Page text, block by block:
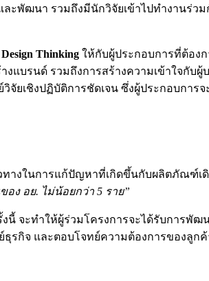
ละพัฒนา รวมถึงมีนักวิจัยเข้าไปทำงานร่ว
Design Thinking ให้กับผู้ประกอบการที่ต้อง
แบรนด์ รวมถึงการสร้างความเข้าใจกับผู้
ยเชิงปฏิบัติการชัดเจน ซึ่งผู้ประกอบการ
งในการแก้ปัญหาที่เกิดขึ้นกับผลิตภัณฑ์เ
ง อย. ไม่น้อยกว่า 5 ราย”
นี้ จะทำให้ผู้ร่วมโครงการจะได้รับการพัฒ
กิจ และตอบโจทย์ความต้องการของลูกค้